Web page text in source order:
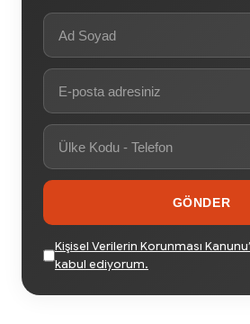
GÖNDER
Kişisel Verilerin Korunması
kabul ediyorum.